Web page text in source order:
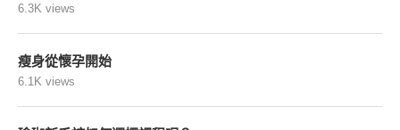
6.3K views
瘦身從懷孕開始
6.1K views